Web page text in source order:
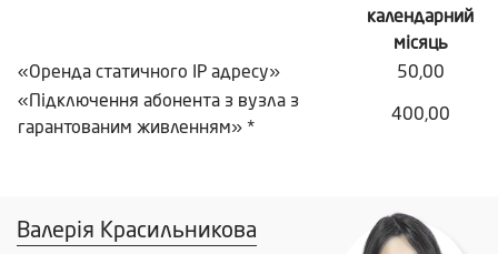
календарний
місяць
«Оренда статичного IP адресу»
50,00
«Підключення абонента з вузла з
гарантованим живленням» *
400,00
Валерія Красильникова